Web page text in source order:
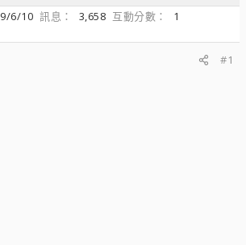
9/6/10 訊息 3,658 互動分數
1
#1